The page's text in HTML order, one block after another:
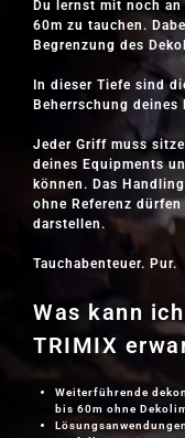
Du lernst mit noch an
60m zu tauchen.
Begrenzung des
In dieser Tiefe sind
Beherrschung
Jeder Griff muss
deines Equipments
können. Das
ohne Referenz
darstellen.
Tauchabenteuer. Pur.
Was kann
TRIMIX
Weiterführende
bis 60m ohne